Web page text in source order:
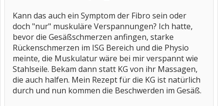
Kann das auch ein Symptom der Fibro sein oder
doch "nur" muskuläre Verspannungen? Ich hatte,
bevor die Gesäßschmerzen anfingen, starke
Rückenschmerzen im ISG Bereich und die Physio
meinte, die Muskulatur wäre bei mir verspannt wie
Stahlseile. Bekam dann statt KG von ihr Massagen,
die auch halfen. Mein Rezept für die KG ist natürlich
durch und nun kommen die Beschwerden im Gesäß.